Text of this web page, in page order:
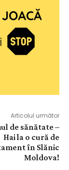
Articolul următor
de sănătate –
Hai la o cură de
în Slănic
Moldova!